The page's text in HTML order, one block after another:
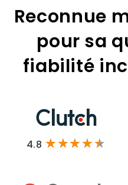
Reconnue
pour sa
fiabilité
4.8